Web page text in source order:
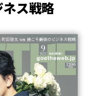
ス戦略